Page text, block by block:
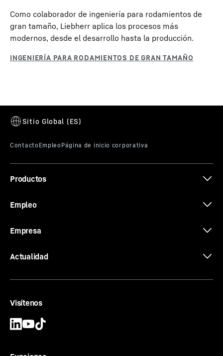
Como colaborador de ingeniería para rodamientos de
gran tamaño, Liebherr aplica los procesos más
modernos, desde el desarrollo hasta la producción.
Productos
Empleo
Empresa
Actualidad
Visítenos